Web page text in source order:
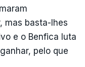
mas basta-lhes
e o Benfica luta
pelo que